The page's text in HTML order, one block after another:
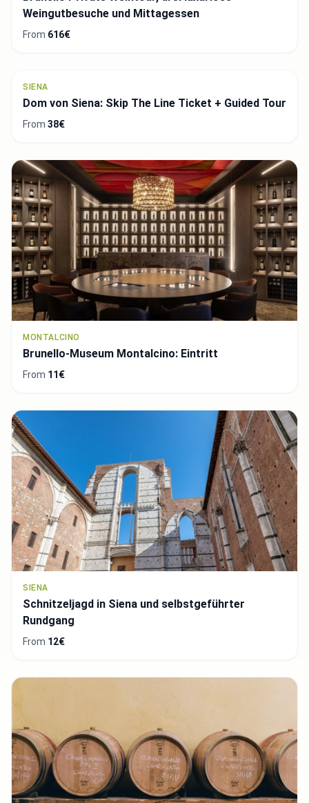
Weingutbesuche und Mittagessen
From 616€
SIENA
Dom von Siena: Skip The Line Ticket + Guided Tour
From 38€
MONTALCINO
Brunello-Museum Montalcino: Eintritt
From 11€
SIENA
Schnitzeljagd in Siena und selbstgeführter
Rundgang
From 12€